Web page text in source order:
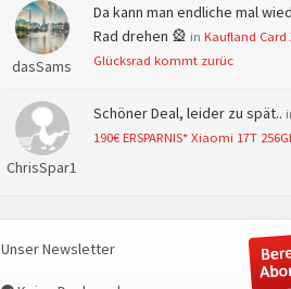
dasSams
Da kann man endliche mal
Rad drehen 🎡 in Kaufland Card
Glücksrad kommt zurüc
ChrisSpar1
Schöner Deal, leider zu spät..
190€ ERSPARNIS* Xiaomi 17T
Unser Newsletter